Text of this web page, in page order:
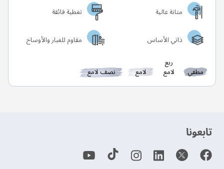
متانة عالية
تغطية فائقة
ذاتي الأساس
مقاوم للغبار والأوساخ
مطفي
ربع
لامع لامع نصف لامع
‫تابعونا‬